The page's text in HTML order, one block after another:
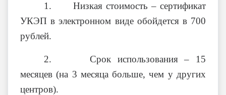
1. Низкая стоимость – сертификат
УКЭП в электронном виде обойдется в 700
рублей.
2. Срок использования – 15
месяцев (на 3 месяца больше, чем у других
центров).